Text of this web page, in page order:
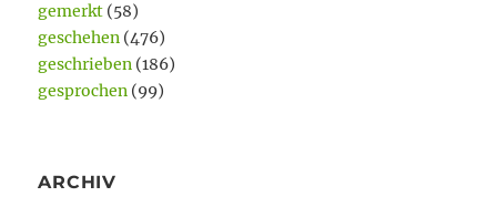
gemerkt (58)
geschehen (476)
geschrieben (186)
gesprochen (99)
ARCHIV